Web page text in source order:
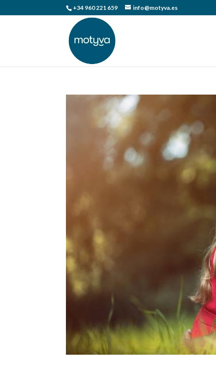
+34 960 221 659 info@motyva.es